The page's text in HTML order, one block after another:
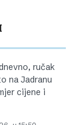
ručak
na Jadranu
cijene i